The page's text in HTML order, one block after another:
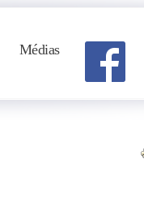
Médias